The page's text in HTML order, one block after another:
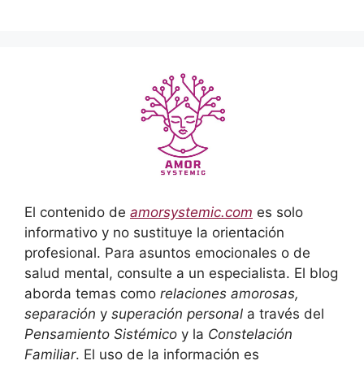
El contenido de amorsystemic.com es solo
informativo y no sustituye la orientación
profesional. Para asuntos emocionales o de
salud mental, consulte a un especialista. El blog
aborda temas como relaciones amorosas,
separación y superación personal a través del
Pensamiento Sistémico y la Constelación
Familiar. El uso de la información es